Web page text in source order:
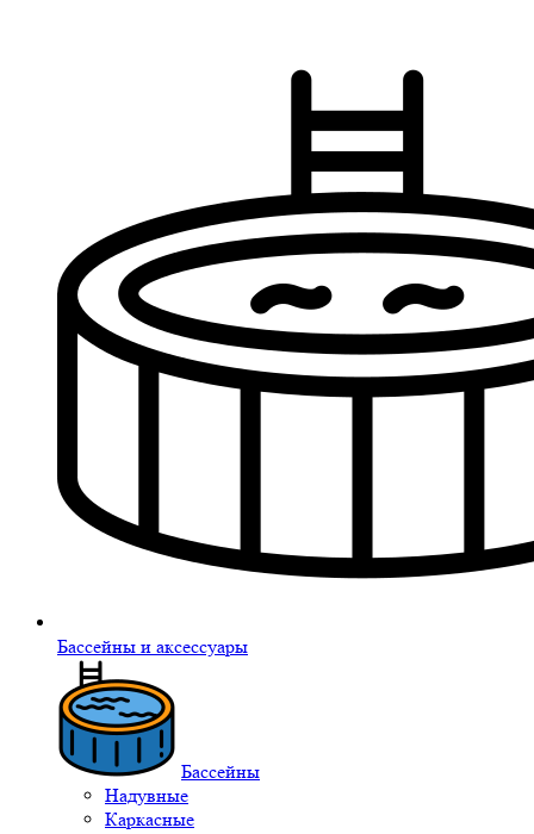
Бассейны и аксессуары
Бассейны
Надувные
Каркасные